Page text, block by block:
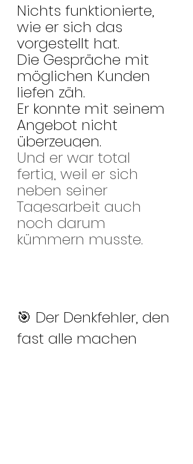
Nichts funktionierte,
wie er sich das
vorgestellt hat.
Die Gespräche mit
möglichen Kunden
liefen zäh.
Er konnte mit seinem
Angebot nicht
überzeugen.
Und er war total
fertig, weil er sich
neben seiner
Tagesarbeit auch
noch darum
kümmern musste.
🎯 Der Denkfehler, den
fast alle machen